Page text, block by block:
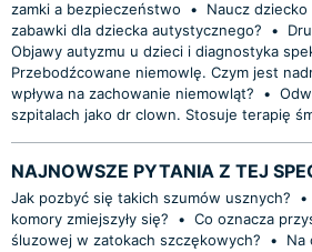
zamki a bezpieczeństwo
• Naucz dziecko
zabawki dla dziecka autystycznego?
•
Objawy autyzmu u dzieci i diagnostyka
Przebodźcowane niemowlę. Czym jest
wpływa na zachowanie niemowląt?
•
szpitalach jako dr clown. Stosuje terapię
NAJNOWSZE PYTANIA Z TEJ
Jak pozbyć się takich szumów usznych? •
komory zmiejszyły się?
• Co oznacza
śluzowej w zatokach szczękowych?
•
Na